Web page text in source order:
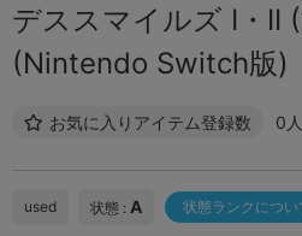
デススマイルズ I・II
(Nintendo Switch版)
お気に入りアイテム登録数 0人
used 状態 : A 状態ランクについ